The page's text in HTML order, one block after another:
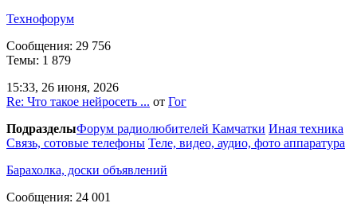
Технофорум
Сообщения: 29 756
Темы: 1 879
15:33, 26 июня, 2026
Re: Что такое нейросеть ... от Гог
ПодразделыФорум радиолюбителей Камчатки Иная техника
Связь, сотовые телефоны Теле, видео, аудио, фото аппаратура
Барахолка, доски объявлений
Сообщения: 24 001